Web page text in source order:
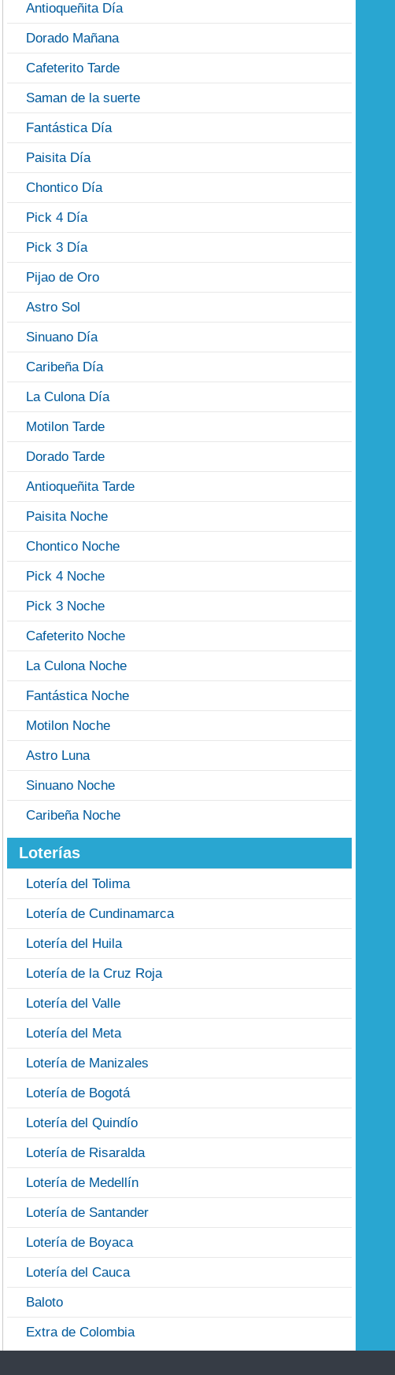
Antioqueñita Día
Dorado Mañana
Cafeterito Tarde
Saman de la suerte
Fantástica Día
Paisita Día
Chontico Día
Pick 4 Día
Pick 3 Día
Pijao de Oro
Astro Sol
Sinuano Día
Caribeña Día
La Culona Día
Motilon Tarde
Dorado Tarde
Antioqueñita Tarde
Paisita Noche
Chontico Noche
Pick 4 Noche
Pick 3 Noche
Cafeterito Noche
La Culona Noche
Fantástica Noche
Motilon Noche
Astro Luna
Sinuano Noche
Caribeña Noche
Loterías
Lotería del Tolima
Lotería de Cundinamarca
Lotería del Huila
Lotería de la Cruz Roja
Lotería del Valle
Lotería del Meta
Lotería de Manizales
Lotería de Bogotá
Lotería del Quindío
Lotería de Risaralda
Lotería de Medellín
Lotería de Santander
Lotería de Boyaca
Lotería del Cauca
Baloto
Extra de Colombia